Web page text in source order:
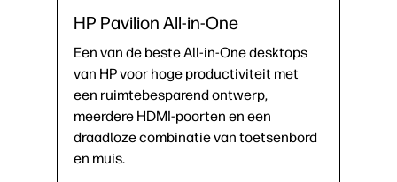
HP Pavilion All-in-One
Een van de beste All-in-One desktops
van HP voor hoge productiviteit met
een ruimtebesparend ontwerp,
meerdere HDMI-poorten en een
draadloze combinatie van toetsenbord
en muis.